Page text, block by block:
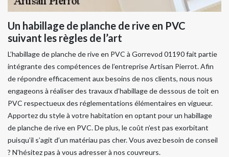
Un habillage de planche de rive en PVC
suivant les règles de l’art
L’habillage de planche de rive en PVC à Gorrevod 01190 fait partie
intégrante des compétences de l’entreprise Artisan Pierrot. Afin
de répondre efficacement aux besoins de nos clients, nous nous
engageons à réaliser des travaux d’habillage de dessous de toit en
PVC respectueux des réglementations élémentaires en vigueur.
Apportez du style à votre habitation en optant pour un habillage
de planche de rive en PVC. De plus, le coût n’est pas exorbitant
puisqu’il s’agit d’un matériau pas cher. Vous avez besoin de conseil
? N’hésitez pas à vous adresser à nos couvreurs.